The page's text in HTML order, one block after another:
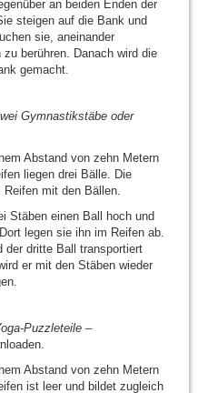
an beiden Enden der
steigen auf die Bank und
sie, aneinander
berühren. Danach wird die
gemacht.
Gymnastikstäbe oder
Abstand von zehn Metern
liegen drei Bälle. Die
mit den Bällen.
Stäben einen Ball hoch und
legen sie ihn im Reifen ab.
der dritte Ball transportiert
er mit den Stäben wieder
Puzzleteile –
Abstand von zehn Metern
ist leer und bildet zugleich